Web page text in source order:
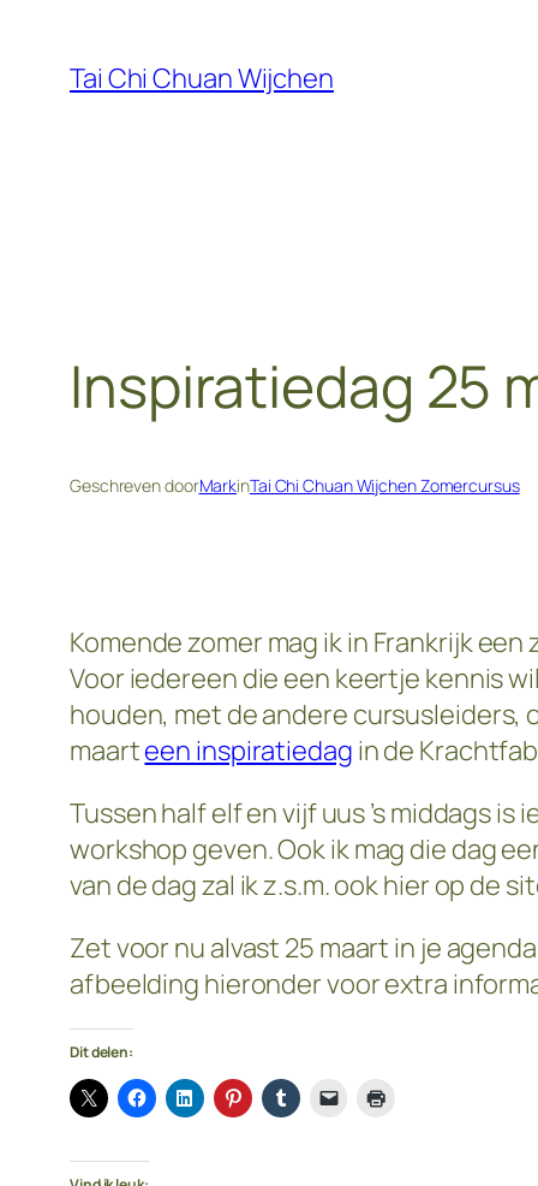
Tai Chi Chuan Wijchen
Inspiratiedag 25
Geschreven doorMarkinTai Chi Chuan Wijchen Zomercursus
Komende zomer mag ik in Frankrijk
Voor iedereen die een keertje kennis
houden, met de andere cursusleiders,
maarteen inspiratiedag in de
Tussen half elf en vijf uus ’s middags
workshop geven. Ook ik mag die dag
van de dag zal ik z.s.m. ook hier op de
Zet voor nu alvast 25 maart in je
afbeelding hieronder voor extra
Dit delen: